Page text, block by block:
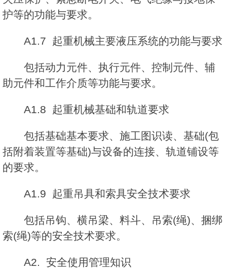
护等的功能与要求。
A1.7 起重机械主要液压系统的功能与要求
包括动力元件、执行元件、控制元件、辅
助元件和工作介质等功能与要求。
A1.8 起重机械基础和轨道要求
包括基础基本要求、施工图识读、基础(包
括附着装置等基础)与设备的连接、轨道铺设等
的要求。
A1.9 起重吊具和索具安全技术要求
包括吊钩、横吊梁、料斗、吊索(绳)、捆绑
索(绳)等的安全技术要求。
A2. 安全使用管理知识